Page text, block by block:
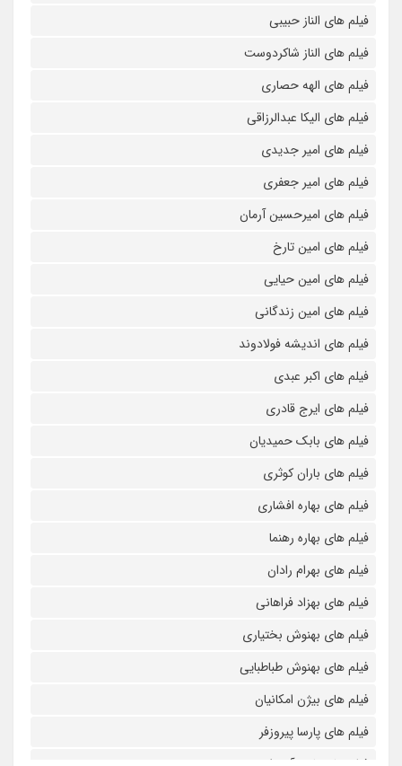
فیلم های الناز حبیبی
فیلم های الناز شاکردوست
فیلم های الهه حصاری
فیلم های الیکا عبدالرزاقی
فیلم های امیر جدیدی
فیلم های امیر جعفری
فیلم های امیرحسین آرمان
فیلم های امین تارخ
فیلم های امین حیایی
فیلم های امین زندگانی
فیلم های اندیشه فولادوند
فیلم های اکبر عبدی
فیلم های ایرج قادری
فیلم های بابک حمیدیان
فیلم های باران کوثری
فیلم های بهاره افشاری
فیلم های بهاره رهنما
فیلم های بهرام رادان
فیلم های بهزاد فراهانی
فیلم های بهنوش بختیاری
فیلم های بهنوش طباطبایی
فیلم های بیژن امکانیان
فیلم های پارسا پیروزفر